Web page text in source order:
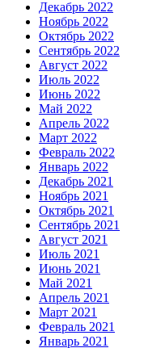
Декабрь 2022
Ноябрь 2022
Октябрь 2022
Сентябрь 2022
Август 2022
Июль 2022
Июнь 2022
Май 2022
Апрель 2022
Март 2022
Февраль 2022
Январь 2022
Декабрь 2021
Ноябрь 2021
Октябрь 2021
Сентябрь 2021
Август 2021
Июль 2021
Июнь 2021
Май 2021
Апрель 2021
Март 2021
Февраль 2021
Январь 2021